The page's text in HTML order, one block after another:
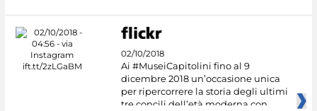
02/10/2018
Ai #MuseiCapitolini fino al 9
dicembre 2018 un’occasione unica
per ripercorrere la storia degli ultimi
tre concili dell’età moderna con